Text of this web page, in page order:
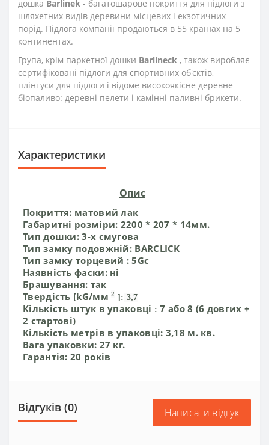
дошка Barlinek - багатошарове покриття для підлоги з
шляхетних видів деревини місцевих і екзотичних
порід. Підлога компанії продаються в 55 країнах на 5
континентах.
Група, крім паркетної дошки Barlineck , також виробляє
сертифіковані підлоги для спортивних об'єктів,
плінтуси для підлоги і відоме високоякісне деревне
біопаливо: деревні пелети і камінні паливні брикети.
Характеристики
Опис
Покриття: матовий лак
Габаритні розміри: 2200 * 207 * 14мм.
Тип дошки: 3-х смугова
Тип замку подовжній: BARCLICK
Тип замку торцевий : 5Gc
Наявність фаски:ні
Брашування: так
Твердість [kG/мм 2 ]: 3,7
Кількість штук в упаковці : 7 або 8 (6 довгих +
2 стартові)
Кількість метрів в упаковці: 3,18 м. кв.
Вага упаковки: 27 кг.
Гарантія: 20 років
Відгуків (0) Написати відгук